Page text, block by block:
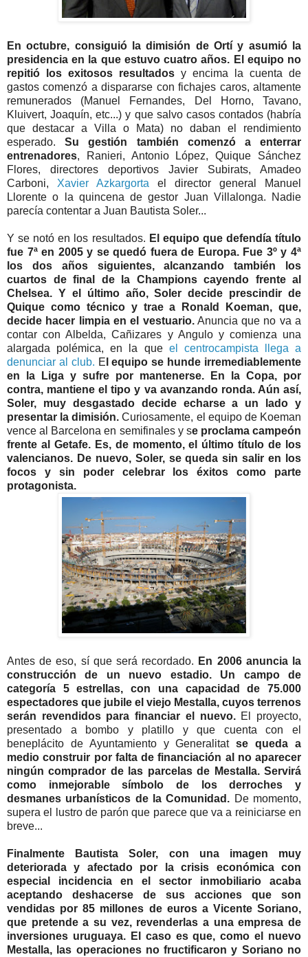
En octubre, consiguió la dimisión de Ortí y asumió la
presidencia en la que estuvo cuatro años. El equipo no
repitió los exitosos resultados y encima la cuenta de
gastos comenzó a dispararse con fichajes caros, altamente
remunerados (Manuel Fernandes, Del Horno, Tavano,
Kluivert, Joaquín, etc...) y que salvo casos contados (habría
que destacar a Villa o Mata) no daban el rendimiento
esperado.Su gestión también comenzó a enterrar
entrenadores, Ranieri, Antonio López, Quique Sánchez
Flores, directores deportivos Javier Subirats, Amadeo
Carboni, Xavier Azkargorta el director general Manuel
Llorente o la quincena de gestor Juan Villalonga. Nadie
parecía contentar a Juan Bautista Soler...
Y se notó en los resultados. El equipo que defendía título
fue 7ª en 2005 y se quedó fuera de Europa. Fue 3º y 4ª
los dos años siguientes, alcanzando también los
cuartos de final de la Champions cayendo frente al
Chelsea. Y el último año, Soler decide prescindir de
Quique como técnico y trae a Ronald Koeman, que,
decide hacer limpia en el vestuario.Anuncia que no va a
contar con Albelda, Cañizares y Angulo y comienza una
alargada polémica, en la que el centrocampista llega a
denunciar al club. E l equipo se hunde irremediablemente
en la Liga y sufre por mantenerse. En la Copa, por
contra, mantiene el tipo y va avanzando ronda. Aún así,
Soler, muy desgastado decide echarse a un lado y
presentar la dimisión. Curiosamente, el equipo de Koeman
vence al Barcelona en semifinales y se proclama campeón
frente al Getafe. Es, de momento, el último título de los
valencianos. De nuevo, Soler, se queda sin salir en los
focos y sin poder celebrar los éxitos como parte
protagonista.
Antes de eso, sí que será recordado. En 2006 anuncia la
construcción de un nuevo estadio. Un campo de
categoría 5 estrellas, con una capacidad de 75.000
espectadores que jubile el viejo Mestalla, cuyos terrenos
serán revendidos para financiar el nuevo.El proyecto,
presentado a bombo y platillo y que cuenta con el
beneplácito de Ayuntamiento y Generalitatse queda a
medio construir por falta de financiación al no aparecer
ningún comprador de las parcelas de Mestalla. Servirá
como inmejorable símbolo de los derroches y
desmanes urbanísticos de la Comunidad. De momento,
supera el lustro de parón que parece que va a reiniciarse en
breve...
Finalmente Bautista Soler, con una imagen muy
deteriorada y afectado por la crisis económica con
especial incidencia en el sector inmobiliario acaba
aceptando deshacerse de sus acciones que son
vendidas por 85 millones de euros a Vicente Soriano,
que pretende a su vez, revenderlas a una empresa de
inversiones uruguaya. El caso es que, como el nuevo
Mestalla, las operaciones no fructificaron y Soriano no